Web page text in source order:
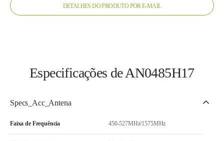
DETALHES DO PRODUTO POR E-MAIL
Especificações de AN0485H17
Specs_Acc_Antena
Faixa de Frequência 450-527MHz/1575MHz